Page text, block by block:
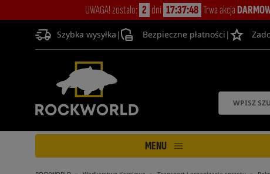
UWAGA! zostało: 2 dni 17:37:48 Trwa akcja
Szybka wysyłka | Bezpieczne płatności |
MENU